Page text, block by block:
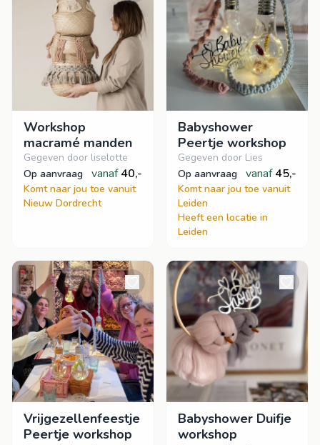
Workshop
macramé manden
Gegeven door liselotte
op aanvraag
vanaf 40,-
Komt naar jou toe vanuit
Nieuw Dordrecht
Babyshower
Peertje workshop
Gegeven door Lies
op aanvraag
vanaf 45,-
Komt naar jou toe vanuit
Leiden
Heeft een locatie in
Leiden
Vrijgezellenfeestje
Peertje workshop
Babyshower Duifje
workshop